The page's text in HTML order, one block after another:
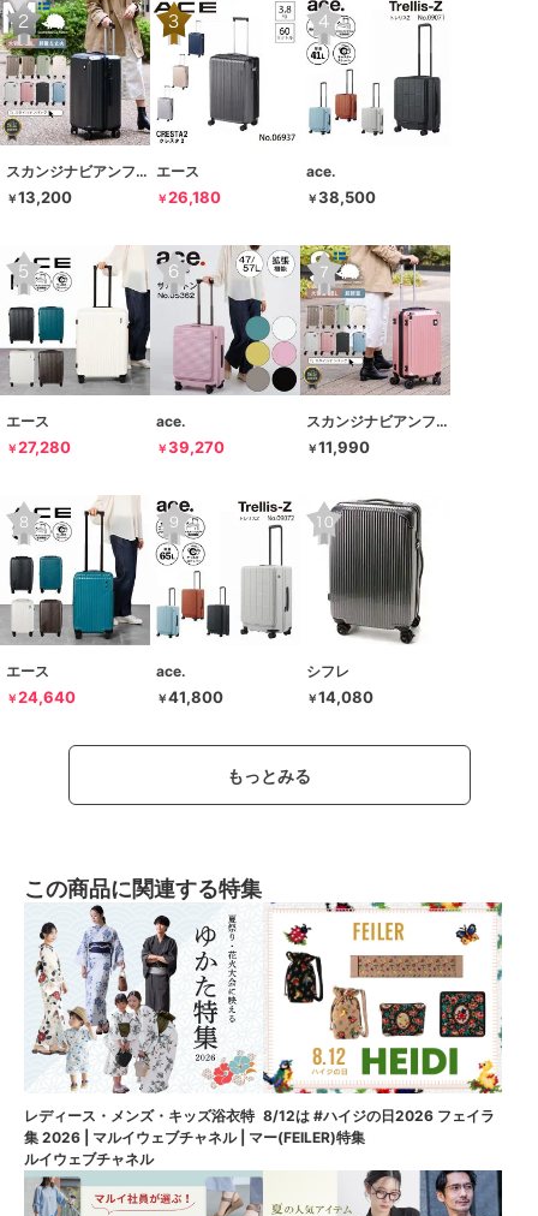
スカンジナビアンフォレスト
￥13,200
エース
￥26,180
ace.
￥38,500
エース
￥27,280
ace.
￥39,270
スカンジナビアンフォレスト
￥11,990
エース
￥24,640
ace.
￥41,800
シフレ
￥14,080
もっとみる
この商品に関連する特集
レディース・メンズ・キッズ浴衣特
集 2026 | マルイウェブチャネル | マ
ルイウェブチャネル
8/12は #ハイジの日2026 フェイラ
ー(FEILER)特集